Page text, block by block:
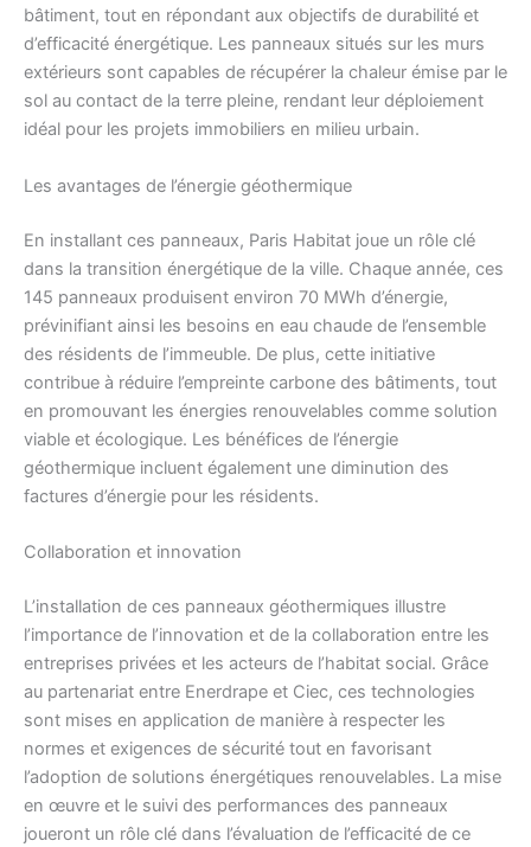
bâtiment, tout en répondant aux objectifs de durabilité et
d’efficacité énergétique. Les panneaux situés sur les murs
extérieurs sont capables de récupérer la chaleur émise par le
sol au contact de la terre pleine, rendant leur déploiement
idéal pour les projets immobiliers en milieu urbain.
Les avantages de l’énergie géothermique
En installant ces panneaux, Paris Habitat joue un rôle clé
dans la transition énergétique de la ville. Chaque année, ces
145 panneaux produisent environ 70 MWh d’énergie,
prévinifiant ainsi les besoins en eau chaude de l’ensemble
des résidents de l’immeuble. De plus, cette initiative
contribue à réduire l’empreinte carbone des bâtiments, tout
en promouvant les énergies renouvelables comme solution
viable et écologique. Les bénéfices de l’énergie
géothermique incluent également une diminution des
factures d’énergie pour les résidents.
Collaboration et innovation
L’installation de ces panneaux géothermiques illustre
l’importance de l’innovation et de la collaboration entre les
entreprises privées et les acteurs de l’habitat social. Grâce
au partenariat entre Enerdrape et Ciec, ces technologies
sont mises en application de manière à respecter les
normes et exigences de sécurité tout en favorisant
l’adoption de solutions énergétiques renouvelables. La mise
en œuvre et le suivi des performances des panneaux
joueront un rôle clé dans l’évaluation de l’efficacité de ce